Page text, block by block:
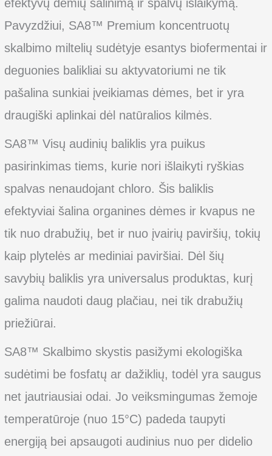
efektyvų dėmių šalinimą ir spalvų išlaikymą.
Pavyzdžiui, SA8™ Premium koncentruotų
skalbimo miltelių sudėtyje esantys biofermentai ir
deguonies balikliai su aktyvatoriumi ne tik
pašalina sunkiai įveikiamas dėmes, bet ir yra
draugiški aplinkai dėl natūralios kilmės.
SA8™ Visų audinių baliklis yra puikus
pasirinkimas tiems, kurie nori išlaikyti ryškias
spalvas nenaudojant chloro. Šis baliklis
efektyviai šalina organines dėmes ir kvapus ne
tik nuo drabužių, bet ir nuo įvairių paviršių, tokių
kaip plytelės ar mediniai paviršiai. Dėl šių
savybių baliklis yra universalus produktas, kurį
galima naudoti daug plačiau, nei tik drabužių
priežiūrai.
SA8™ Skalbimo skystis pasižymi ekologiška
sudėtimi be fosfatų ar dažiklių, todėl yra saugus
net jautriausiai odai. Jo veiksmingumas žemoje
temperatūroje (nuo 15°C) padeda taupyti
energiją bei apsaugoti audinius nuo per didelio